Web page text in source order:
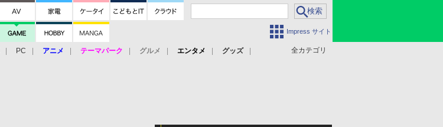
Impress サイト
全カテゴリ
PC アニメ テーマパーク グルメ エンタメ
グッズ